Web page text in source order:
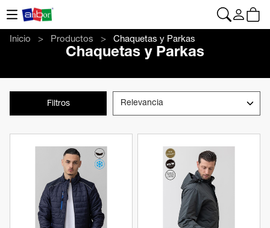
Inicio Productos Chaquetas y Parkas
Chaquetas y Parkas
Filtros
Ver producto Ver producto